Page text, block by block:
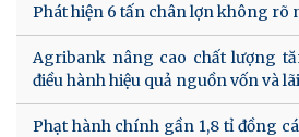
Phát hiện 6 tấn chân lợn không rõ
Agribank nâng cao chất lượng
điều hành hiệu quả nguồn vốn và
Phạt hành chính gần 1,8 tỉ đồng